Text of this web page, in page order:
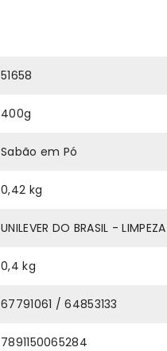
51658
400g
Sabão em Pó
0,42 kg
UNILEVER DO BRASIL - LIMPEZA
0,4 kg
67791061 / 64853133
7891150065284